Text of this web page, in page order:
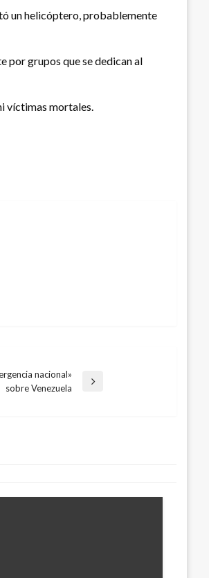
un helicóptero, probablemente
por grupos que se dedican al
víctimas mortales.
nacional»
sobre Venezuela